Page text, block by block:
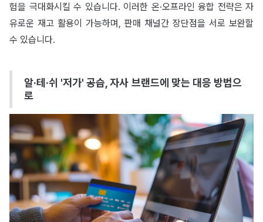
험을 극대화시킬 수 있습니다. 이러한 온·오프라인 융합 전략은 자
유로운 재고 활용이 가능하며, 판매 채널간 장단점을 서로 보완할
수 있습니다.
알·테·쉬 '저가' 공습, 자사 브랜드에 맞는 대응 방법으
로